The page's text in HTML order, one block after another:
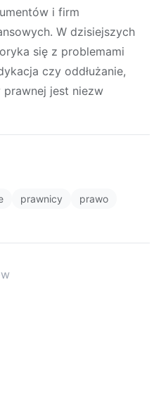
i firm
W dzisiejszych
się z problemami
czy oddłużanie,
jest niezw
prawnicy prawo